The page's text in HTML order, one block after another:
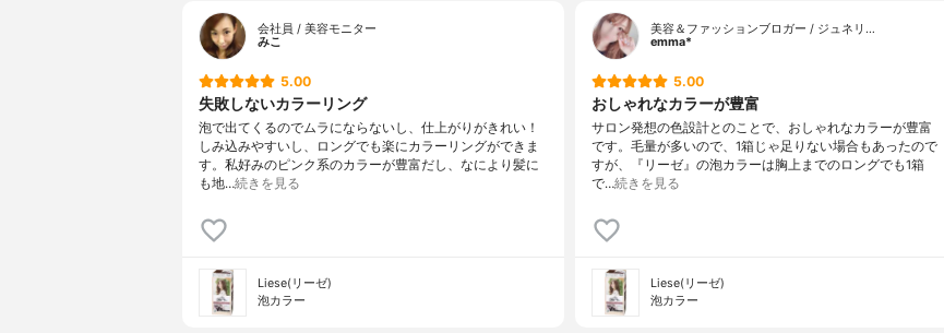
会社員 / 美容モニター
みこ
5.00
失敗しないカラーリング
泡で出てくるのでムラにならないし、仕上がりがきれい！
しみ込みやすいし、ロングでも楽にカラーリングができま
す。私好みのピンク系のカラーが豊富だし、なにより髪に
も地…続きを見る
Liese(リーゼ)
泡カラー
美容＆ファッションブロガー / ジュネリ…
emma*
5.00
おしゃれなカラーが豊富
サロン発想の色設計とのことで、おしゃれなカラーが豊富
です。毛量が多いので、1箱じゃ足りない場合もあったので
すが、『リーゼ』の泡カラーは胸上までのロングでも1箱
で…続きを見る
Liese(リーゼ)
泡カラー